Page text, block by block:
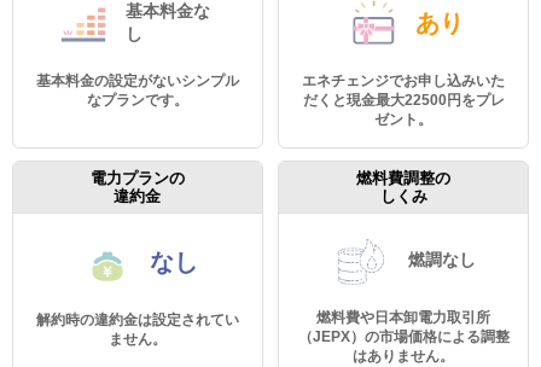
基本料金な
し
基本料金の設定がないシンプル
なプランです。
あり
エネチェンジでお申し込みいた
だくと現金最大22500円をプレ
ゼント。
電力プランの
違約金
なし
解約時の違約金は設定されてい
ません。
燃料費調整の
しくみ
燃調なし
燃料費や日本卸電力取引所
（JEPX）の市場価格による調整
はありません。